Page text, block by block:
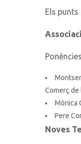
Els
Comerç de
Mònica
Pere
Noves